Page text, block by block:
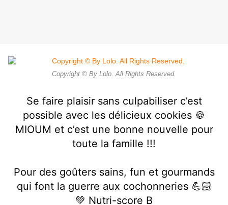
Copyright © By Lolo. All Rights Reserved.
Se faire plaisir sans culpabiliser c’est
possible avec les délicieux cookies 🍪
MIOUM et c’est une bonne nouvelle pour
toute la famille !!!
Pour des goûters sains, fun et gourmands
qui font la guerre aux cochonneries 💪🏻
💚 Nutri-score B